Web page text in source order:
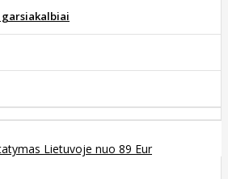
garsiakalbiai
Lietuvoje nuo 89 Eur